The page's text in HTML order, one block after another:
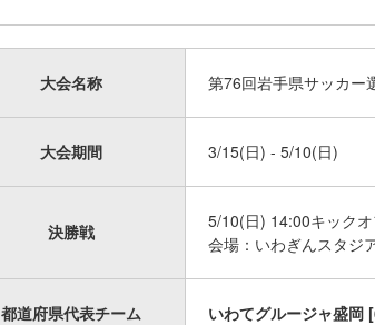
大会名称 第76回岩手県サッカー
大会期間 3/15(日) - 5/10(日)
決勝戦
5/10(日) 14:00キック
会場：いわぎんスタジ
都道府県代表チーム いわてグルージャ盛岡